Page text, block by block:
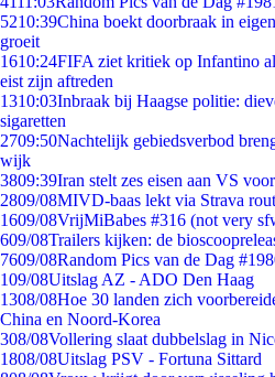
5210:39China boekt doorbraak in
groeit
1610:24FIFA ziet kritiek op Infantino
eist zijn aftreden
1310:03Inbraak bij Haagse politie:
sigaretten
2709:50Nachtelijk gebiedsverbod
wijk
3809:39Iran stelt zes eisen aan VS
2809/08MIVD-baas lekt via Strava
1609/08VrijMiBabes #316 (not very
609/08Trailers kijken: de
7609/08Random Pics van de Dag
109/08Uitslag AZ - ADO Den Haag
1308/08Hoe 30 landen zich
China en Noord-Korea
308/08Vollering slaat dubbelslag in
1808/08Uitslag PSV - Fortuna Sittard